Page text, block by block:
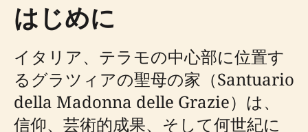
はじめに
イタリア、テラモの中心部に位置す
るグラツィアの聖母の家（Santuario
della Madonna delle Grazie）は、
信仰、芸術的成果、そして何世紀に